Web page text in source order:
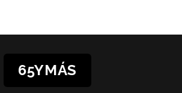
65YMÁS